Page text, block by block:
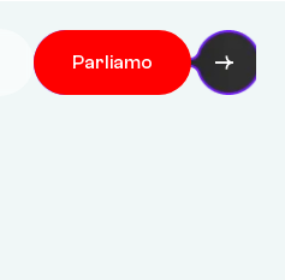
Parliamo